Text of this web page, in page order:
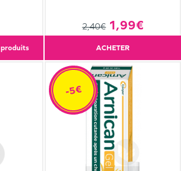
produits
2,40€ 1,99€
ACHETER
-5€